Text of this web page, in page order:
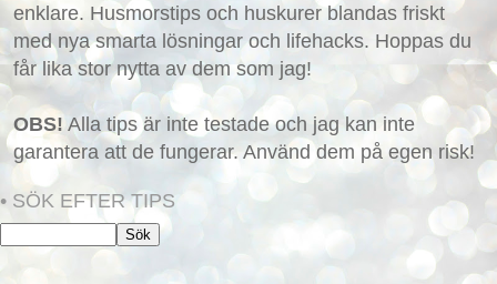
enklare. Husmorstips och huskurer blandas friskt
med nya smarta lösningar och lifehacks. Hoppas du
får lika stor nytta av dem som jag!
OBS! Alla tips är inte testade och jag kan inte
garantera att de fungerar. Använd dem på egen risk!
• SÖK EFTER TIPS